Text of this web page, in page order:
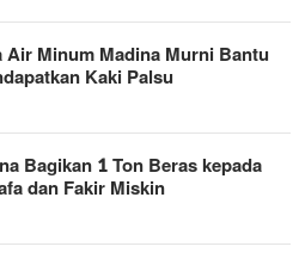
Air Minum Madina Murni Bantu
Kaki Palsu
Bagikan 1 Ton Beras kepada
dan Fakir Miskin